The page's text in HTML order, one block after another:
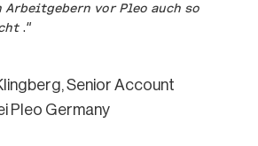
Arbeitgebern vor Pleo auch so
.“
Senior Account
Pleo Germany